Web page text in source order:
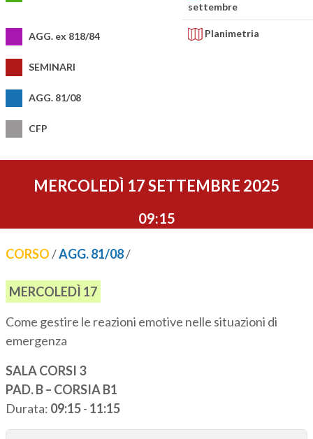
settembre
AGG. ex 818/84 Planimetria
SEMINARI
AGG. 81/08
CFP
MERCOLEDÌ 17 SETTEMBRE 2025
09:15
CORSO/AGG. 81/08/
MERCOLEDÌ 17
Come gestire le reazioni emotive nelle situazioni di
emergenza
SALA CORSI 3
PAD. B – CORSIA B1
Durata: 09:15- 11:15